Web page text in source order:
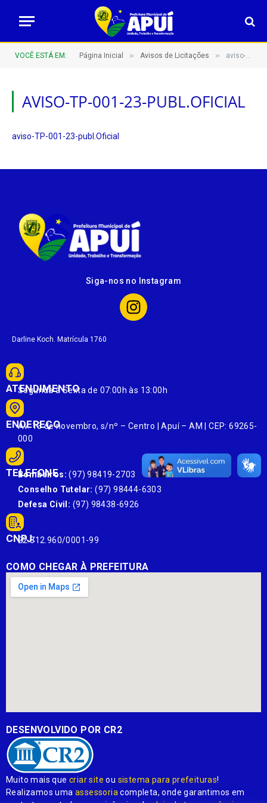
VOCÊ ESTÁ EM: Página Inicial » Avisos de Licitações » aviso-TP-001-23-publ.Oficial
AVISO-TP-001-23-PUBL.OFICIAL
aviso-TP-001-23-publ.Oficial
Siga-nos no Instagram
Darline Koch. Matrícula 1760
ATENDIMENTO
Segunda à Sexta de 07:00h às 13:00h
ENDEREÇO
Av. 13 de novembro, s/nº – Centro | Apuí – AM | CEP: 69265-
000
TELEFONE
Bombeiros: (97) 98419-2703
Conselho Tutelar: (97) 98444-6303
Defesa Civil: (97) 98438-6926
CNPJ:
22.812.960/0001-99
COMO CHEGAR À PREFEITURA
DESENVOLVIDO POR CR2
Muito mais quecriar site ou sistema para prefeituras!
Realizamos umaassessoria completa, onde garantimos em